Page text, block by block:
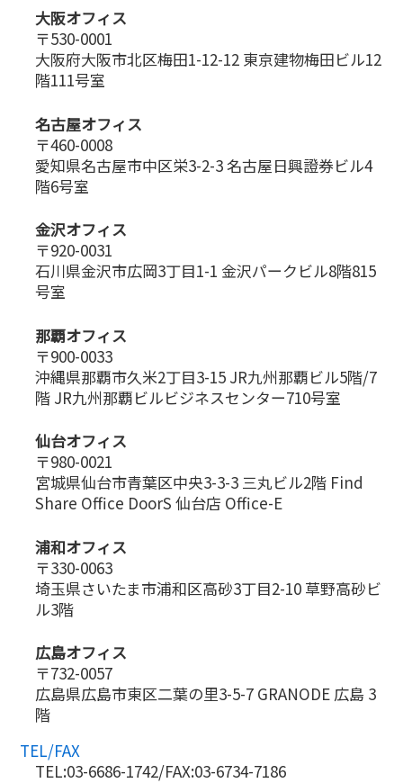
大阪オフィス
〒530-0001
大阪府大阪市北区梅田1-12-12 東京建物梅田ビル12
階111号室
名古屋オフィス
〒460-0008
愛知県名古屋市中区栄3-2-3 名古屋日興證券ビル4
階6号室
金沢オフィス
〒920-0031
石川県金沢市広岡3丁目1-1 金沢パークビル8階815
号室
那覇オフィス
〒900-0033
沖縄県那覇市久米2丁目3-15 JR九州那覇ビル5階/7
階 JR九州那覇ビルビジネスセンター710号室
仙台オフィス
〒980-0021
宮城県仙台市青葉区中央3-3-3 三丸ビル2階 Find
Share Office DoorS 仙台店 Office-E
浦和オフィス
〒330-0063
埼玉県さいたま市浦和区高砂3丁目2-10 草野高砂ビ
ル3階
広島オフィス
〒732-0057
広島県広島市東区二葉の里3-5-7 GRANODE 広島 3
階
TEL/FAX
TEL:03-6686-1742/FAX:03-6734-7186